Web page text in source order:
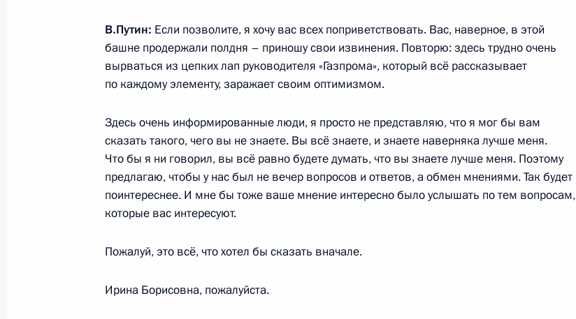
Калиматовым
28 мая 2024 года, 21:40 Москва, Кремль
Ответы на вопросы журналистов по итогам визита в Узбекистан
28 мая 2024 года, 16:25 Ташкент
Видеообращение по случаю Дня пограничника 1
27 мая 2024 года, понедельник
В.Путин: Если позволите, я хочу вас всех поприветствовать. Вас, наверное, в этой
башне продержали полдня – приношу свои извинения. Повторю: здесь трудно очень
вырваться из цепких лап руководителя «Газпрома», который всё рассказывает
по каждому элементу, заражает своим оптимизмом.
Здесь очень информированные люди, я просто не представляю, что я мог бы вам
сказать такого, чего вы не знаете. Вы всё знаете, и знаете наверняка лучше меня.
Что бы я ни говорил, вы всё равно будете думать, что вы знаете лучше меня. Поэтому
предлагаю, чтобы у нас был не вечер вопросов и ответов, а обмен мнениями. Так будет
поинтереснее. И мне бы тоже ваше мнение интересно было услышать по тем вопросам,
которые вас интересуют.
Пожалуй, это всё, что хотел бы сказать вначале.
Ирина Борисовна, пожалуйста.